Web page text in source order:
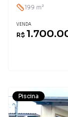
199 m²
VENDA
R$
Piscina